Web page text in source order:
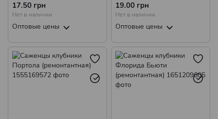
17.50 грн
Нет в наличии
Оптовые цены
19.00 грн
Нет в наличии
Оптовые цены